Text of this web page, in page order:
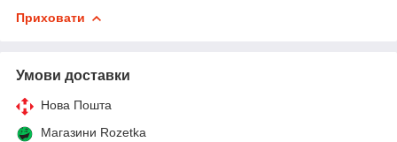
Приховати
Умови доставки
Нова Пошта
Магазини Rozetka